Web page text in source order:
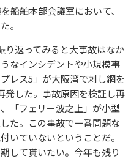
船舶本部会議室において、
。
り返ってみると大事故はなか
なインシデントや小規模事
レス5」が大阪湾で刺し網を
発した。事故原因を検証し再
「フェリー波之上」が小型
た。この事故で一番問題な
いていないということだ。
して貰いたい。今年も残り